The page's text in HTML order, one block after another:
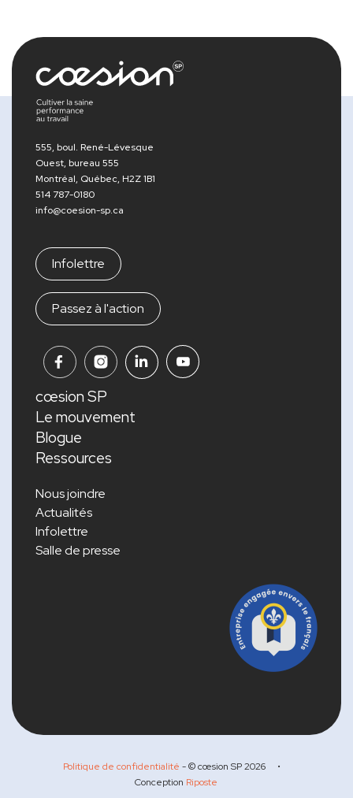
Infolettre
Passez à l'action
555, boul. René-Lévesque
Ouest, bureau 555
Montréal, Québec, H2Z 1B1
514 787-0180
info@coesion-sp.ca
cœsion SP
Le mouvement
Blogue
Ressources
Nous joindre
Actualités
Infolettre
Salle de presse
Politique de confidentialité - © cœsion SP2026•
Conception Riposte